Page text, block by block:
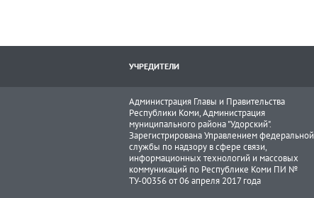
УЧРЕДИТЕЛИ
Администрация Главы и Правительства
Республики Коми, Администрация
муниципального района "Удорский".
Зарегистрирована Управлением федеральной
службы по надзору в сфере связи,
информационных технологий и массовых
коммуникаций по Республике Коми ПИ №
ТУ-00356 от 06 апреля 2017 года